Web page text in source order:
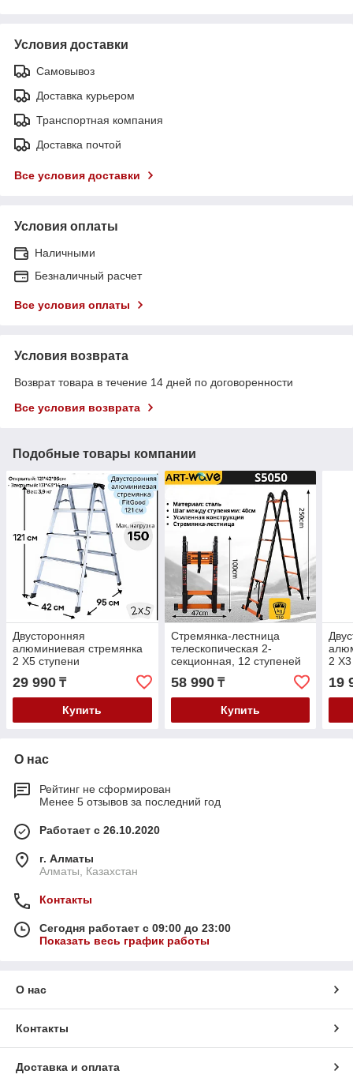
Условия доставки
Самовывоз
Доставка курьером
Транспортная компания
Доставка почтой
Все условия доставки
Условия оплаты
Наличными
Безналичный расчет
Все условия оплаты
Условия возврата
Возврат товара в течение 14 дней по договоренности
Все условия возврата
Подобные товары компании
Двусторонняя
алюминиевая стремянка
2 X5 ступени
29 990 ₸
Купить
Стремянка-лестница
телескопическая 2-
секционная, 12 ступеней
58 990₸
Купить
2
19
О нас
Рейтинг не сформирован
Менее 5 отзывов за последний год
Работает с 26.10.2020
г. Алматы
Алматы, Казахстан
Контакты
Сегодня работает с 09:00 до 23:00
Показать весь график работы
О нас
Контакты
Доставка и оплата